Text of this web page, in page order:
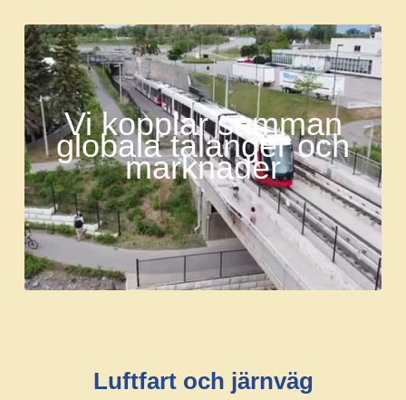
Vi kopplar samman
globala talanger och
marknader
Luftfart och järnväg